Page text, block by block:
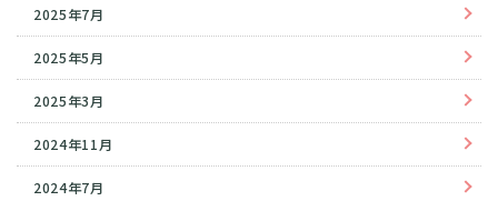
2025年7月
2025年5月
2025年3月
2024年11月
2024年7月